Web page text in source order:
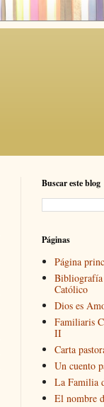
Buscar este blog
Páginas
Página
Bibliografía
Católico
Dios es
Familiaris
II
Carta
Un cuento
La Familia
El nombre